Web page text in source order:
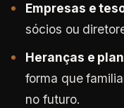
Empresas e
sócios ou
Heranças e
forma que
no futuro.